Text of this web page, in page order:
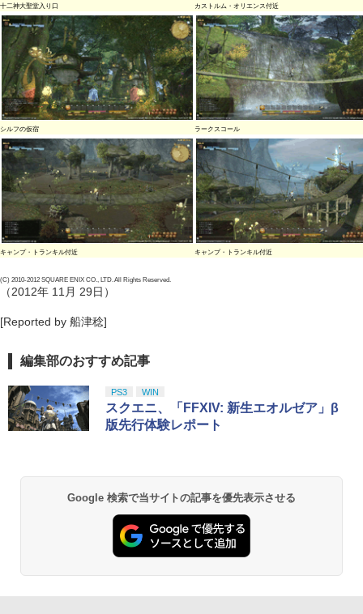
十二神大聖堂入り口 カストルム・オリエンス付近
シルフの仮宿 ラークスコール
キャンプ・トランキル付近 キャンプ・トランキル付近
(C) 2010-2012 SQUARE ENIX CO., LTD. All Rights Reserved.
（2012年 11月 29日）
[Reported by 船津稔]
編集部のおすすめ記事
PS3 WIN
スクエニ、「FFXIV: 新生エオルゼア」β
版先行体験レポート
Google 検索で当サイトの記事を優先表示させる